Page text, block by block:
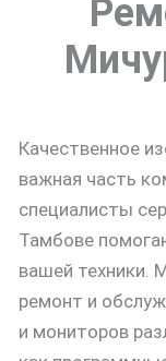
Качественное
важная часть
специалисты
Тамбове
вашей техники.
ремонт и
и мониторов